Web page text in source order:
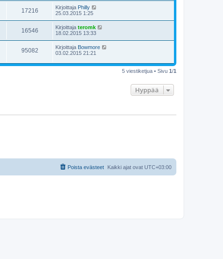
17216 Kirjoittaja Philly
25.03.2015 1:25
16546 Kirjoittaja teromk
18.02.2015 13:33
95082 Kirjoittaja Bowmore
03.02.2015 21:21
5 viestiketjua • Sivu 1/1
Hyppää
Kaikki ajat ovat UTC+03:00
Poista evästeet